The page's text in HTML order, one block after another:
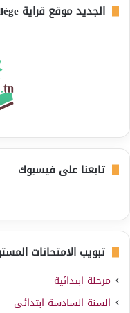
الجديد موقع قراية Collège
تابعنا على فيسبوك
تبويب الامتحانات
مرحلة ابتدائية
السنة السادسة ابتدائي